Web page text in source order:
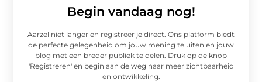
Begin vandaag nog!
Aarzel niet langer en registreer je direct. Ons platform biedt
de perfecte gelegenheid om jouw mening te uiten en jouw
blog met een breder publiek te delen. Druk op de knop
'Registreren' en begin aan de weg naar meer zichtbaarheid
en ontwikkeling.